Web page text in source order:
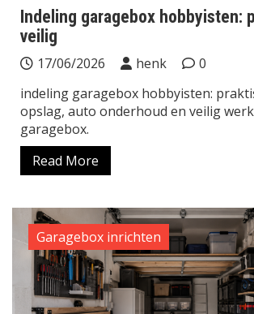
Indeling garagebox hobbyisten:
veilig
17/06/2026 henk
0
indeling garagebox hobbyisten:
opslag, auto onderhoud en veilig
garagebox.
Read More
Garagebox inrichten